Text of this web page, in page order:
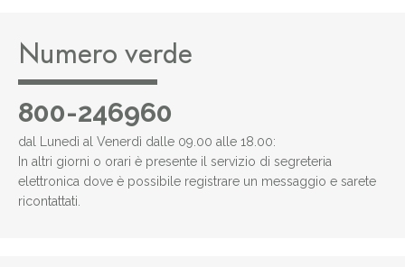
Numero verde
800-246960
dal Lunedì al Venerdì dalle 09.00 alle 18.00:
In altri giorni o orari è presente il servizio di segreteria
elettronica dove è possibile registrare un messaggio e sarete
ricontattati.